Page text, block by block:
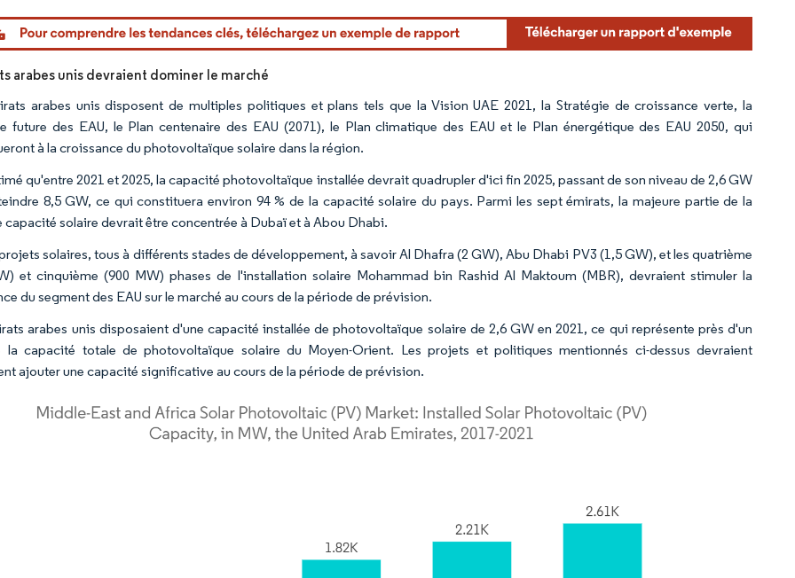
Intelligence. La réutilisation nécessite une attribution sous CC BY 4.0.
arabes unis devraient dominer le marché
arabes unis disposent de multiples politiques et plans tels que la Vision UAE 2021, la Stratégie de croissance verte, la
future des EAU, le Plan centenaire des EAU (2071), le Plan climatique des EAU et le Plan énergétique des EAU 2050, qui
à la croissance du photovoltaïque solaire dans la région.
qu'entre 2021 et 2025, la capacité photovoltaïque installée devrait quadrupler d'ici fin 2025, passant de son niveau de 2,6 GW
8,5 GW, ce qui constituera environ 94 % de la capacité solaire du pays. Parmi les sept émirats, la majeure partie de la
capacité solaire devrait être concentrée à Dubaï et à Abou Dhabi.
solaires, tous à différents stades de développement, à savoir Al Dhafra (2 GW), Abu Dhabi PV3 (1,5 GW), et les quatrième
et cinquième (900 MW) phases de l'installation solaire Mohammad bin Rashid Al Maktoum (MBR), devraient stimuler la
du segment des EAU sur le marché au cours de la période de prévision.
arabes unis disposaient d'une capacité installée de photovoltaïque solaire de 2,6 GW en 2021, ce qui représente près d'un
la capacité totale de photovoltaïque solaire du Moyen-Orient. Les projets et politiques mentionnés ci-dessus devraient
ajouter une capacité significative au cours de la période de prévision.